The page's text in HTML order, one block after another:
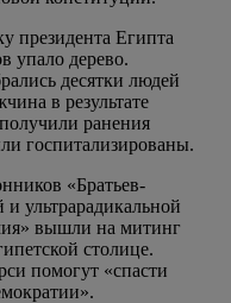
президента Египта
упало дерево.
десятки людей
в результате
ранения
госпитализированы.
«Братьев-
ультрарадикальной
вышли на митинг
столице.
помогут «спасти